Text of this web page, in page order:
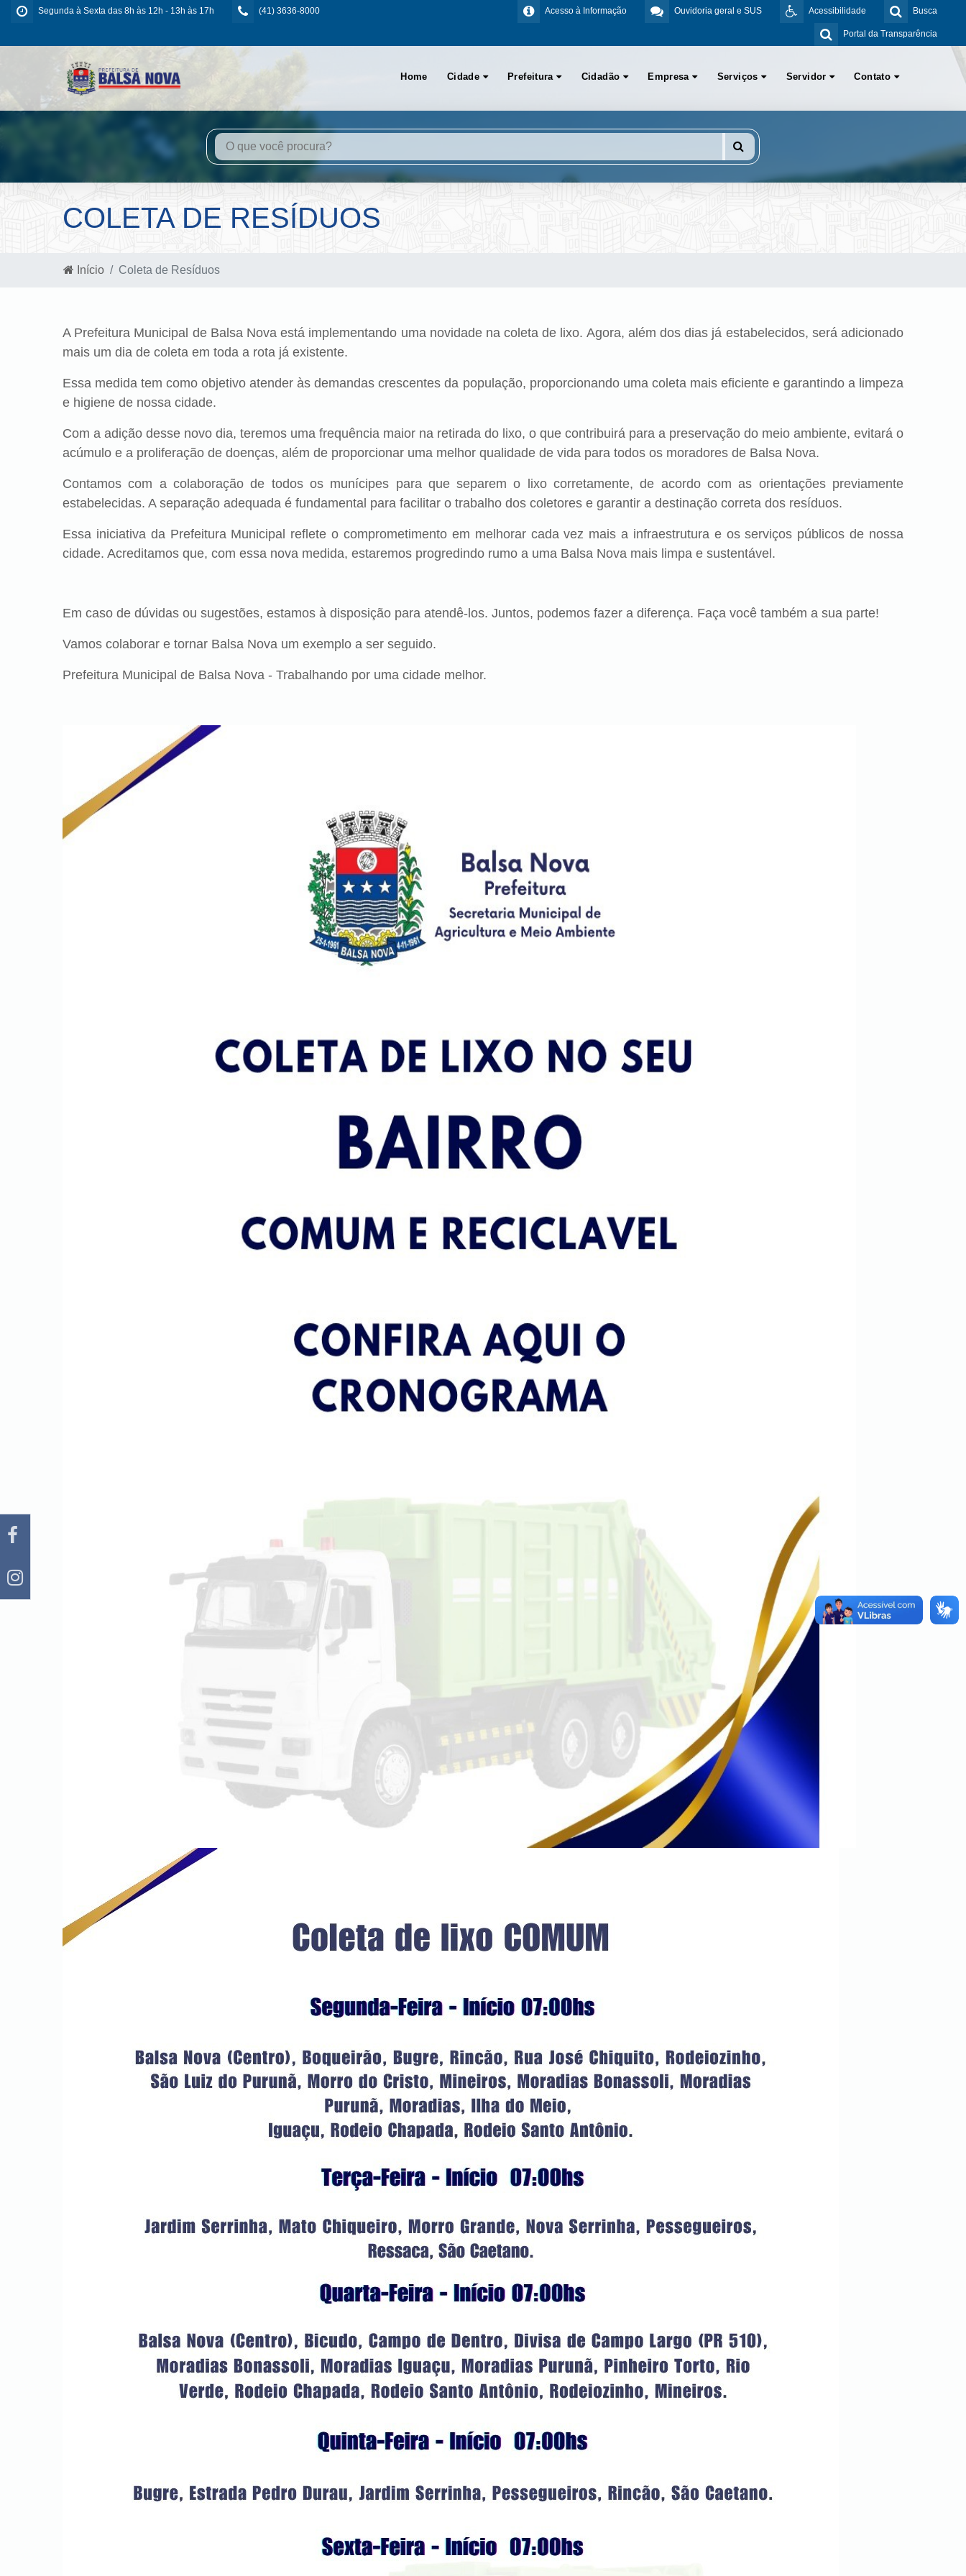
Segunda à Sexta das 8h às 12h - 13h às 17h (41) 3636-8000 Busca
Acessibilidade
Ouvidoria geral e SUS
Acesso à Informação
Portal da Transparência
Home Cidade Prefeitura Cidadão Empresa Serviços Servidor Contato
COLETA DE RESÍDUOS
Início Coleta de Resíduos
A Prefeitura Municipal de Balsa Nova está implementando uma novidade na coleta de lixo. Agora, além dos dias já estabelecidos, será adicionado
mais um dia de coleta em toda a rota já existente.
Essa medida tem como objetivo atender às demandas crescentes da população, proporcionando uma coleta mais eficiente e garantindo a limpeza
e higiene de nossa cidade.
Com a adição desse novo dia, teremos uma frequência maior na retirada do lixo, o que contribuirá para a preservação do meio ambiente, evitará o
acúmulo e a proliferação de doenças, além de proporcionar uma melhor qualidade de vida para todos os moradores de Balsa Nova.
Contamos com a colaboração de todos os munícipes para que separem o lixo corretamente, de acordo com as orientações previamente
estabelecidas. A separação adequada é fundamental para facilitar o trabalho dos coletores e garantir a destinação correta dos resíduos.
Essa iniciativa da Prefeitura Municipal reflete o comprometimento em melhorar cada vez mais a infraestrutura e os serviços públicos de nossa
cidade. Acreditamos que, com essa nova medida, estaremos progredindo rumo a uma Balsa Nova mais limpa e sustentável.
Em caso de dúvidas ou sugestões, estamos à disposição para atendê-los. Juntos, podemos fazer a diferença. Faça você também a sua parte!
Vamos colaborar e tornar Balsa Nova um exemplo a ser seguido.
Prefeitura Municipal de Balsa Nova - Trabalhando por uma cidade melhor.